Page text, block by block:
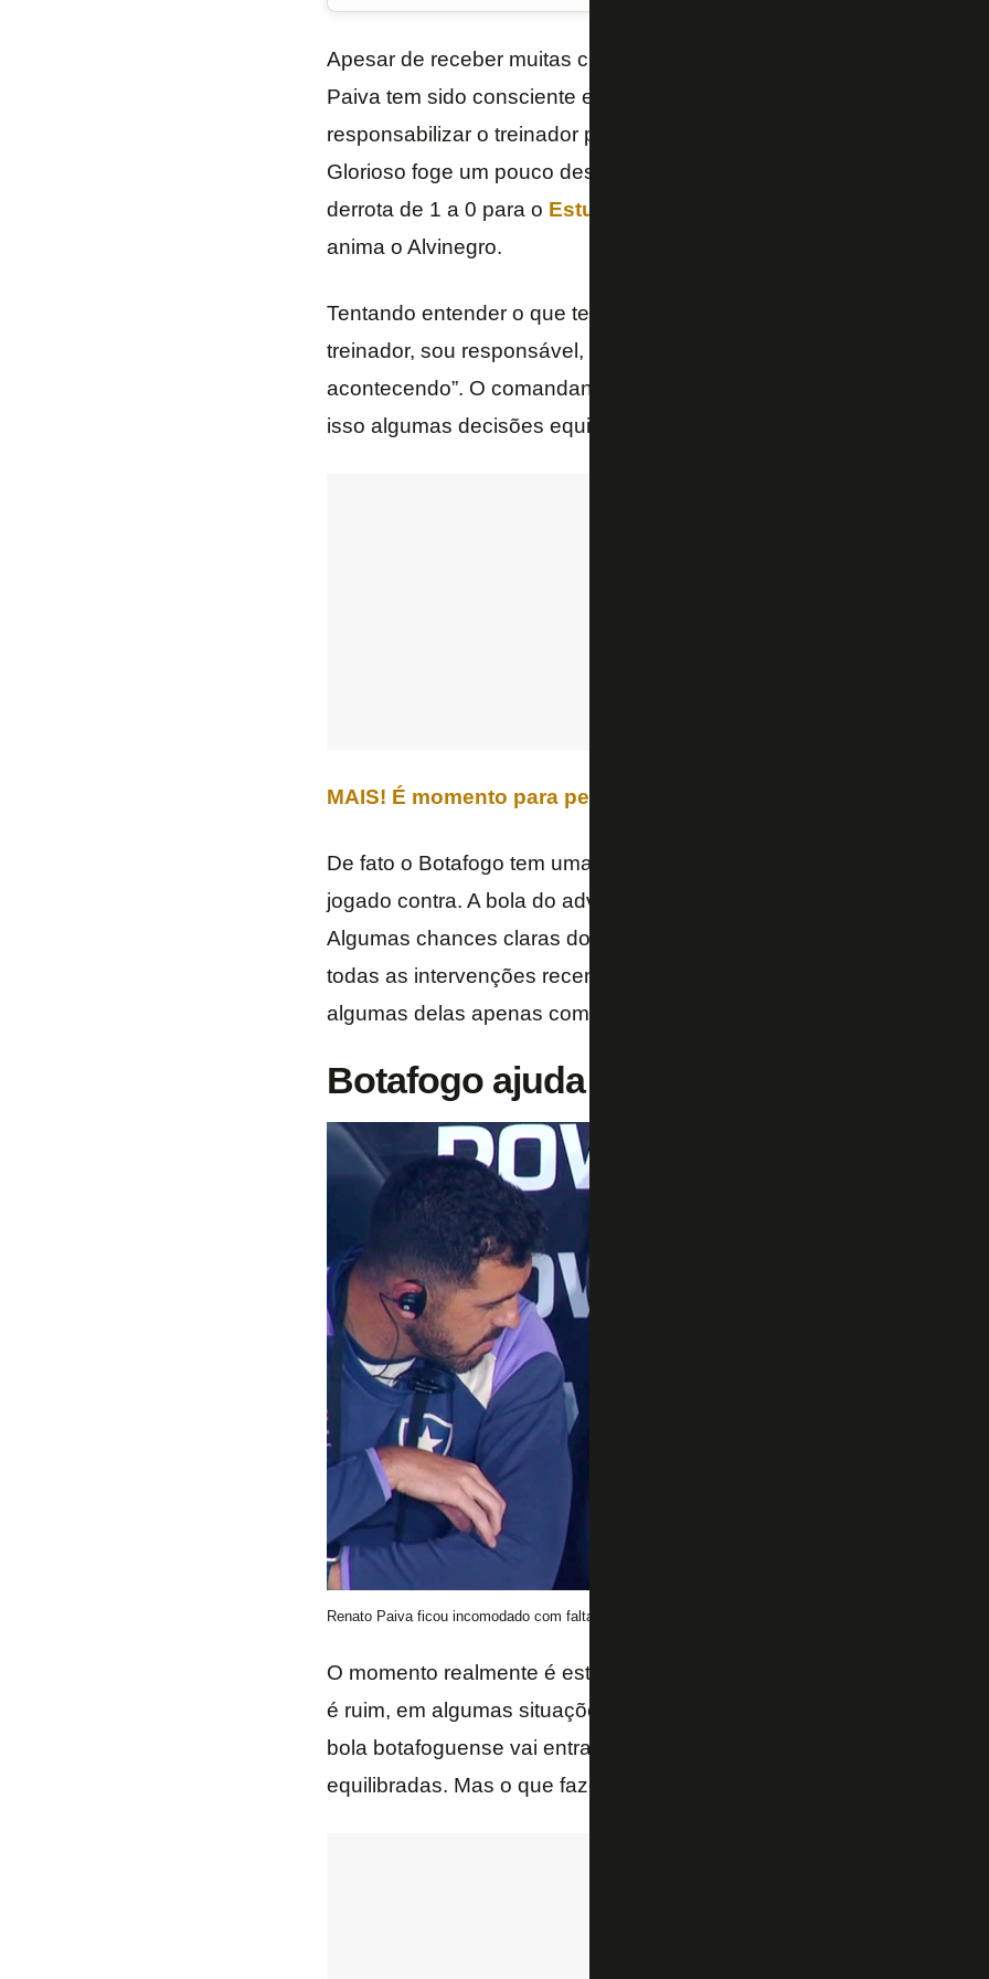
Apesar de receber muitas críticas por parte da imprensa e também
Paiva tem sido consciente em suas declarações à frente do
responsabilizar o treinador pelo atual momento. O que vem
Glorioso foge um pouco deste cenário. É justamente aí que uma
derrota de 1 a 0 para o Estudiantes
anima o Alvinegro.
Tentando entender o que tem gerado os maus resultados, Renato
treinador, sou responsável, mas de fato é uma fase muito estranha o
acontecendo”. O comandante se referia a episódios de falta de
isso algumas decisões equivocadas do VAR.
MAIS! É momento para pensar na demissão de Renato Paiva?
De fato o Botafogo tem uma péssima campanha no ano. Mas
jogado contra. A bola do adversário entra em situações que parecem
Algumas chances claras do Glorioso não se convertem por capricho.
todas as intervenções recentes do VAR as decisões foram contrárias
algumas delas apenas comendo muita alfafa para dar razão aos
Botafogo ajuda momento estranho
Renato Paiva ficou incomodado com falta de gols
O momento realmente é estranho. Renato Paiva tem um pouco de
é ruim, em algumas situações ela vira com facilidade. Vai chegar o
bola botafoguense vai entrar mais facilmente e as decisões de
equilibradas. Mas o que fazer até lá?